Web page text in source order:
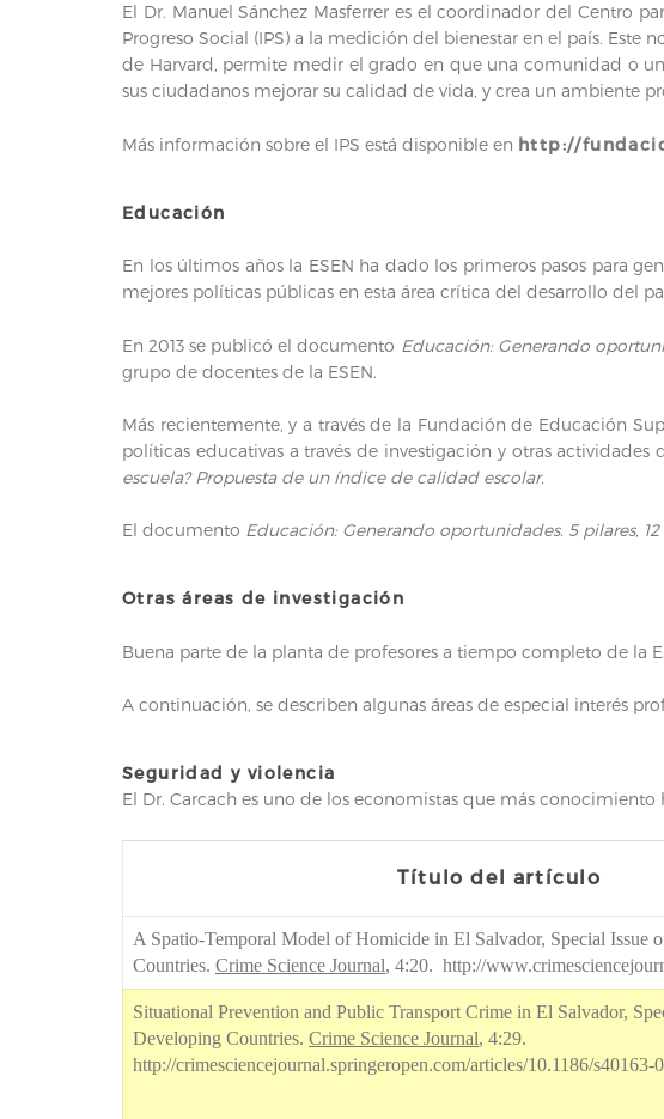
El Dr. Manuel Sánchez Masferrer es el coordinador del Centro
Progreso Social (IPS) a la medición del bienestar en el país.
de Harvard, permite medir el grado en que una comunidad o
sus ciudadanos mejorar su calidad de vida, y crea un ambiente
Más información sobre el IPS está disponible en http://
Educación
En los últimos años la ESEN ha dado los primeros pasos para
mejores políticas públicas en esta área crítica del desarrollo del
En 2013 se publicó el documento Educación: Generando
grupo de docentes de la ESEN.
Más recientemente, y a través de la Fundación de Educación
políticas educativas a través de investigación y otras actividades
escuela? Propuesta de un índice de calidad escolar.
El documento Educación: Generando oportunidades. 5 pilares, 12
Otras áreas de investigación
Buena parte de la planta de profesores a tiempo completo de la
A continuación, se describen algunas áreas de especial interés
Seguridad y violencia
El Dr. Carcach es uno de los economistas que más
Título del artículo
A Spatio-Temporal Model of Homicide in El Salvador, Special Issue
Countries. Crime Science Journal, 4:20. http://
Situational Prevention and Public Transport Crime in El Salvador,
Developing Countries. Crime Science Journal, 4:29.
http://crimesciencejournal.springeropen.com/articles/10.1186/s40163-